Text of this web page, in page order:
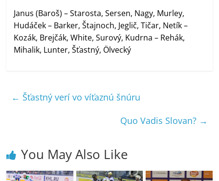
Janus (Baroš) – Starosta, Sersen, Nagy, Murley,
Hudáček – Barker, Štajnoch, Jeglič, Tičar, Netík –
Kozák, Brejčák, White, Surový, Kudrna – Rehák,
Mihalik, Lunter, Šťastný, Ölvecký
← Šťastný verí vo víťaznú šnúru
Quo Vadis Slovan? →
You May Also Like